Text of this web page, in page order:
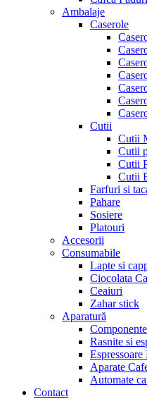
Ambalaje
Caserole
Cutii
Cutii
Cutii
Cutii
Cutii
Farfuri si
Pahare
Sosiere
Platouri
Accesorii
Consumabile
Lapte si
Ciocolata
Ceaiuri
Zahar stick
Aparatură
Rasnite si
Aparate
Automate
Contact